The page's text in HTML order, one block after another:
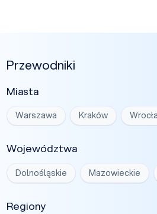
Przewodniki
Miasta
Warszawa Kraków
Województwa
Dolnośląskie Mazowieckie
Regiony